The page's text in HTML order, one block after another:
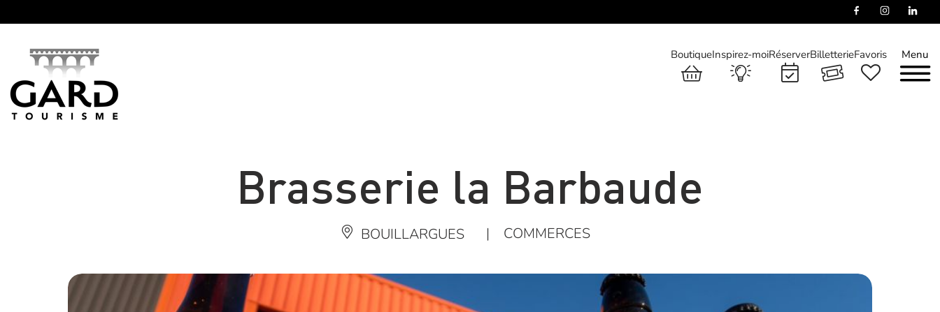
Menu
BoutiqueInspirez-moiRéserverBilletterieFavoris
Brasserie la Barbaude
BOUILLARGUES | COMMERCES